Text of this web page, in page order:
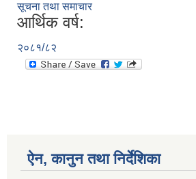
सूचना तथा समाचार
आर्थिक वर्ष:
२०८१/८२
ऐन, कानुन तथा निर्देशिका